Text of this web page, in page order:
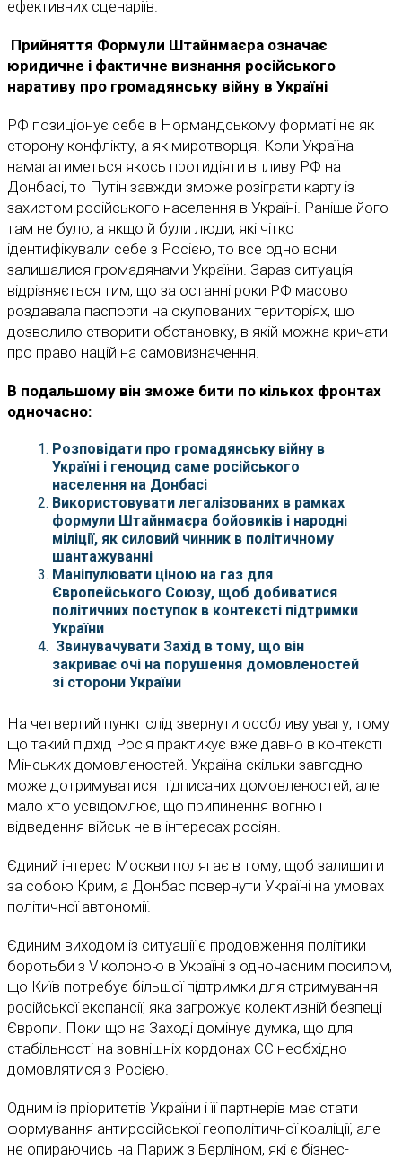
ефективних сценаріїв.
Прийняття Формули Штайнмаєра означає
юридичне і фактичне визнання російського
наративу про громадянську війну в Україні
РФ позиціонує себе в Нормандському форматі не як
сторону конфлікту, а як миротворця. Коли Україна
намагатиметься якось протидіяти впливу РФ на
Донбасі, то Путін завжди зможе розіграти карту із
захистом російського населення в Україні. Раніше його
там не було, а якщо й були люди, які чітко
ідентифікували себе з Росією, то все одно вони
залишалися громадянами України. Зараз ситуація
відрізняється тим, що за останні роки РФ масово
роздавала паспорти на окупованих територіях, що
дозволило створити обстановку, в якій можна кричати
про право націй на самовизначення.
В подальшому він зможе бити по кількох фронтах
одночасно:
Розповідати про громадянську війну в
Україні і геноцид саме російського
населення на Донбасі
Використовувати легалізованих в рамках
формули Штайнмаєра бойовиків і народні
міліції, як силовий чинник в політичному
шантажуванні
Маніпулювати ціною на газ для
Європейського Союзу, щоб добиватися
політичних поступок в контексті підтримки
України
Звинувачувати Захід в тому, що він
закриває очі на порушення домовленостей
зі сторони України
На четвертий пункт слід звернути особливу увагу, тому
що такий підхід Росія практикує вже давно в контексті
Мінських домовленостей. Україна скільки завгодно
може дотримуватися підписаних домовленостей, але
мало хто усвідомлює, що припинення вогню і
відведення військ не в інтересах росіян.
Єдиний інтерес Москви полягає в тому, щоб залишити
за собою Крим, а Донбас повернути Україні на умовах
політичної автономії.
Єдиним виходом із ситуації є продовження політики
боротьби з V колоною в Україні з одночасним посилом,
що Київ потребує більшої підтримки для стримування
російської експансії, яка загрожує колективній безпеці
Європи. Поки що на Заході домінує думка, що для
стабільності на зовнішніх кордонах ЄС необхідно
домовлятися з Росією.
Одним із пріоритетів України і її партнерів має стати
формування антиросійської геополітичної коаліції, але
не опираючись на Париж з Берліном, які є бізнес-